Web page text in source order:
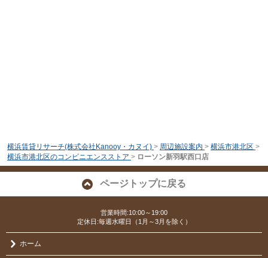
横浜賃貸リサーチ(株式会社Kanooy・カヌイ) > 周辺施設案内 > 横浜市港北区 >
横浜市港北区のコンビニエンスストア > ローソン新羽駅西口店
ページトップに戻る
営業時間:10:00～19:00
定休日:毎週水曜日（1月～3月を除く）
ホーム